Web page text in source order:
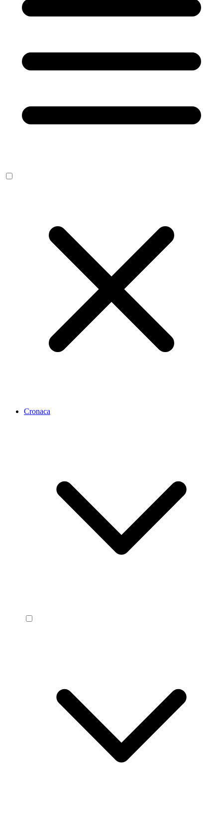
Cronaca